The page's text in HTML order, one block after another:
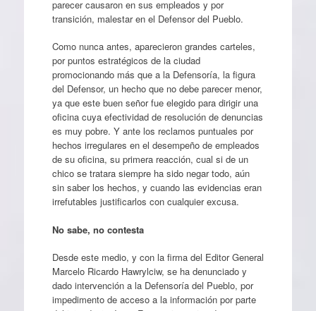
parecer causaron en sus empleados y por
transición, malestar en el Defensor del Pueblo.
Como nunca antes, aparecieron grandes carteles,
por puntos estratégicos de la ciudad
promocionando más que a la Defensoría, la figura
del Defensor, un hecho que no debe parecer menor,
ya que este buen señor fue elegido para dirigir una
oficina cuya efectividad de resolución de denuncias
es muy pobre. Y ante los reclamos puntuales por
hechos irregulares en el desempeño de empleados
de su oficina, su primera reacción, cual si de un
chico se tratara siempre ha sido negar todo, aún
sin saber los hechos, y cuando las evidencias eran
irrefutables justificarlos con cualquier excusa.
No sabe, no contesta
Desde este medio, y con la firma del Editor General
Marcelo Ricardo Hawrylciw, se ha denunciado y
dado intervención a la Defensoría del Pueblo, por
impedimento de acceso a la información por parte